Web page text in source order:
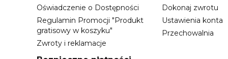
Oświadczenie o Dostępności
Regulamin Promocji "Produkt
gratisowy w koszyku"
Zwroty i reklamacje
Dokonaj zwrotu
Ustawienia konta
Przechowalnia